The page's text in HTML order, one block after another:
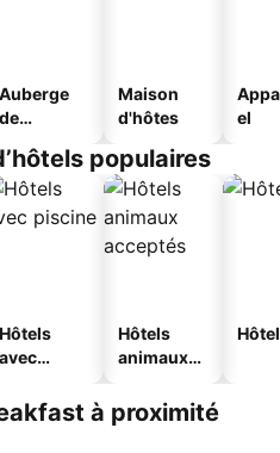
Auberge
de
Maison
d'hôtes
el
populaires
Hôtels
avec
Hôtels
animaux
à proximité